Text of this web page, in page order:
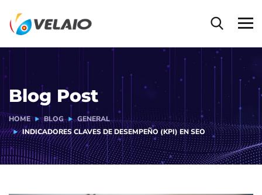
Blog Post
HOME BLOG
GENERAL
INDICADORES CLAVES DE DESEMPEÑO (KPI) EN SEO